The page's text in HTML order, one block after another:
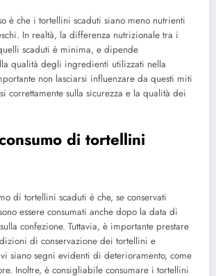
è che i tortellini scaduti siano meno nutrienti
In realtà, la differenza nutrizionale tra i
scaduti è minima, e dipende
qualità degli ingredienti utilizzati nella
non lasciarsi influenzare da questi miti
correttamente sulla sicurezza e la qualità dei
di tortellini
di tortellini scaduti è che, se conservati
essere consumati anche dopo la data di
confezione. Tuttavia, è importante prestare
di conservazione dei tortellini e
siano segni evidenti di deterioramento, come
Inoltre, è consigliabile consumare i tortellini